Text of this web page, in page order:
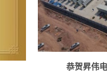
恭贺昇伟